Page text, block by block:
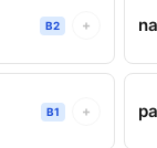
B2 +
B1 +